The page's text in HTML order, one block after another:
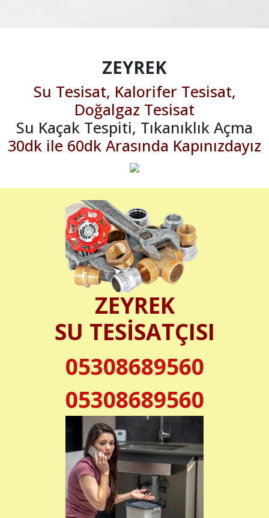
ZEYREK
Su Tesisat, Kalorifer Tesisat,
Doğalgaz Tesisat
Su Kaçak Tespiti, Tıkanıklık Açma
30dk ile 60dk Arasında Kapınızdayız
ZEYREK
SU TESİSATÇISI
05308689560
05308689560